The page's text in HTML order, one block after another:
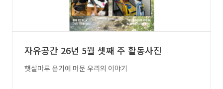
자유공간 26년 5월 셋째 주 활동사진
햇살마루 온기에 머문 우리의 이야기